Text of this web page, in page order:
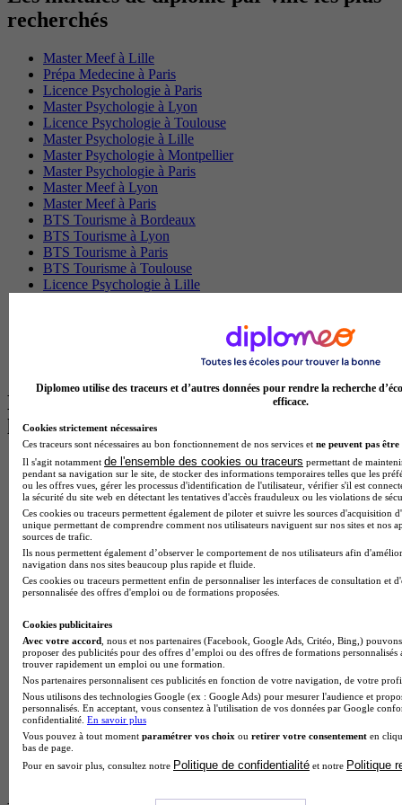
recherchés
Master Meef à Lille
Prépa Medecine à Paris
Licence Psychologie à Paris
Master Psychologie à Lyon
Licence Psychologie à Toulouse
Master Psychologie à Lille
Master Psychologie à Montpellier
Master Psychologie à Paris
Master Meef à Lyon
Master Meef à Paris
BTS Tourisme à Bordeaux
BTS Tourisme à Lyon
BTS Tourisme à Paris
BTS Tourisme à Toulouse
Licence Psychologie à Lille
Les intitulés de diplôme par alternance
les plus recherchés
BTS Esf en alternance
BTS Dietetique en alternance
BTS Mco en alternance
BTS Pi en alternance
BTS Sp3s en alternance
Master CCA en alternance
BTS Ndrc en alternance
BTS Sam en alternance
Cap Fleuriste en alternance
MSc Marketing Digital en alternance
BTS Gpme en alternance
Cap Electricien en alternance
BTS Gpn en alternance
BTS Domotique en alternance
BAC Pro Agora en alternance
BTS Sta en alternance
BTS Iris en alternance
BTS Tpl en alternance
BTS Ati en alternance
Diplomeo utilise des traceurs et d’autres données pour rendre la recherche
efficace.
Cookies strictement nécessaires
Ces traceurs sont nécessaires au bon fonctionnement de nos services et ne peuvent pas être
Il s'agit notamment de l'ensemble des cookies ou traceurs permettant de
pendant sa navigation sur le site, de stocker des informations temporaires telles que les
ou les offres vues, gérer les processus d'identification de l'utilisateur, vérifier s'il est
la sécurité du site web en détectant les tentatives d'accès frauduleux ou les violations de
Ces cookies ou traceurs permettent également de piloter et suivre les sources d'acquisition
unique permettant de comprendre comment nos utilisateurs naviguent sur nos sites et nos
sources de trafic.
Ils nous permettent également d’observer le comportement de nos utilisateurs afin
navigation dans nos sites beaucoup plus rapide et fluide.
Ces cookies ou traceurs permettent enfin de personnaliser les interfaces de consultation et
personnalisée des offres d'emploi ou de formations proposées.
Cookies publicitaires
Avec votre accord , nous et nos partenaires (Facebook, Google Ads, Critéo, Bing,)
proposer des publicités pour des offres d’emploi ou des offres de formations
trouver rapidement un emploi ou une formation.
Nos partenaires personnalisent ces publicités en fonction de votre navigation, de votre
Nous utilisons des technologies Google (ex : Google Ads) pour mesurer l'audience et
personnalisés. En acceptant, vous consentez à l'utilisation de vos données par Google
confidentialité. En savoir plus
Vous pouvez à tout moment paramétrer vos choix ou retirer votre consentement en
bas de page.
Pour en savoir plus, consultez notre Politique de confidentialité et notre Politique